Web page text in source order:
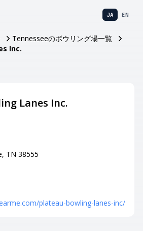
JA EN
Tennesseeのボウリング場一覧
Inc.
Lanes Inc.
TN 38555
plateau-bowling-lanes-inc/